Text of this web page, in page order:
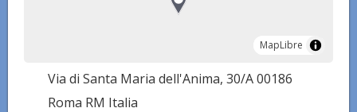
MapLibre
MapLibre
Via di Santa Maria dell'Anima, 30/A 00186
Roma RM Italia